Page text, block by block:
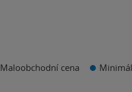
Maloobchodní cena